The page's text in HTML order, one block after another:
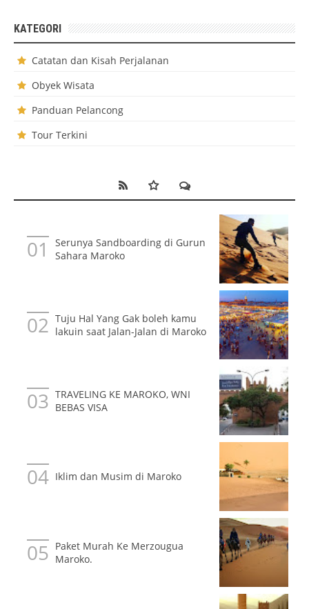
KATEGORI
Catatan dan Kisah Perjalanan
Obyek Wisata
Panduan Pelancong
Tour Terkini
Serunya Sandboarding di Gurun
Sahara Maroko
Tuju Hal Yang Gak boleh kamu
lakuin saat Jalan-Jalan di Maroko
TRAVELING KE MAROKO, WNI
BEBAS VISA
Iklim dan Musim di Maroko
Paket Murah Ke Merzougua
Maroko.